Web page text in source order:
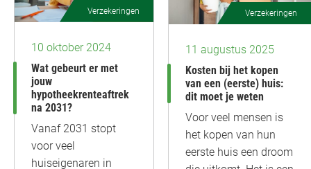
Verzekeringen
10 oktober 2024
Wat gebeurt er met
jouw
hypotheekrenteaftrek
na 2031?
Vanaf 2031 stopt
voor veel
huiseigenaren in
Verzekeringen
11 augustus 2025
Kosten bij het kopen
van een (eerste) huis:
dit moet je weten
Voor veel mensen is
het kopen van hun
eerste huis een droom